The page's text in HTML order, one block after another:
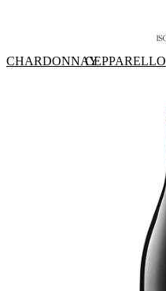
CHARDONNAYCEPPARELLO